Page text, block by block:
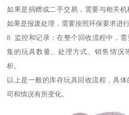
如果是捐赠或二手交易，需要与相关机
如果是报废处理，需要按照环保要求进行
8. 监控和记录：在整个回收流程中，
集的玩具数量、处理方式、销售情况
析。
以上是一般的库存玩具回收流程，具
司和情况有所变化。